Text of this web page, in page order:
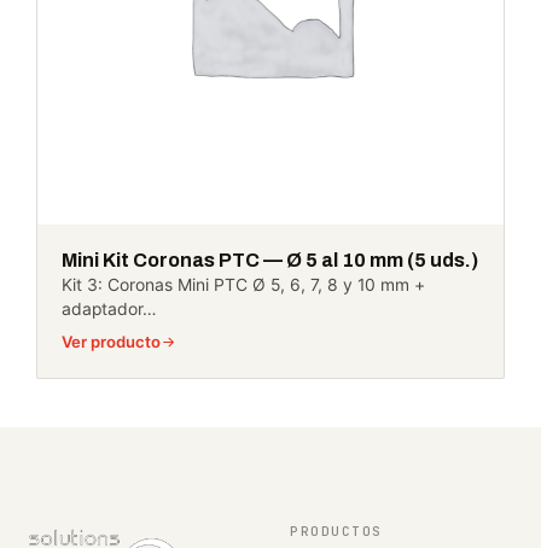
Mini Kit Coronas PTC — Ø 5 al 10 mm (5 uds.)
Kit 3: Coronas Mini PTC Ø 5, 6, 7, 8 y 10 mm +
adaptador…
Ver producto
PRODUCTOS